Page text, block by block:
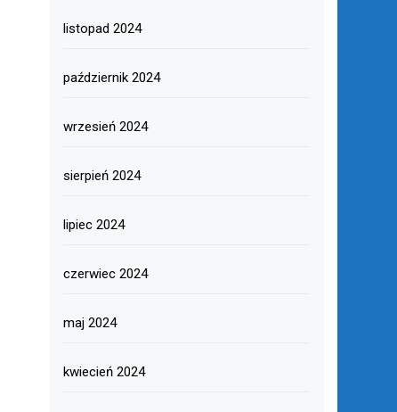
listopad 2024
październik 2024
wrzesień 2024
sierpień 2024
lipiec 2024
czerwiec 2024
maj 2024
kwiecień 2024